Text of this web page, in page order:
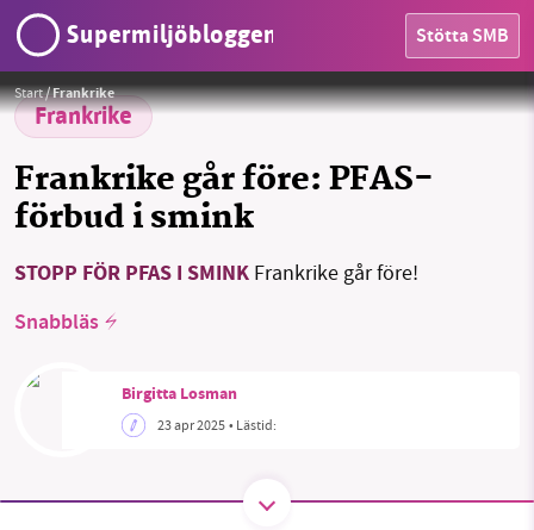
Supermiljöbloggen Stötta SMB
HEM
OMRÅDEN
OM OSS
Start/Frankrike
Frankrike
Frankrike går före: PFAS-
förbud i smink
STOPP FÖR PFAS I SMINK Frankrike går före!
Snabbläs
Birgitta Losman
23 apr 2025• Lästid:
Foto:Pixabay
SMB kämpar för en hållbar framtid. Sedan
starten 2010 har vår ideella redaktion drivit
nyhetsbevakning och granskningar. Nu vill vi
utveckla vårt arbete – och vi hoppas att du
vill hjälpa oss.